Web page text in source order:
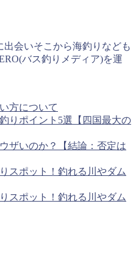
会いそこから海釣りなども
バス釣りメディア)を運
方について
りポイント5選【四国最大の
ザいのか？【結論：否定は
スポット！釣れる川やダム
スポット！釣れる川やダム